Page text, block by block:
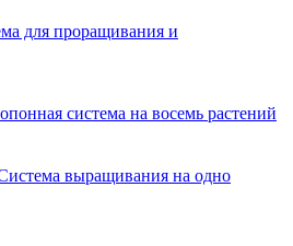
для проращивания и
система на восемь растений
выращивания на одно